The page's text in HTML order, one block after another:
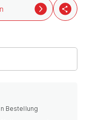
Bestellung